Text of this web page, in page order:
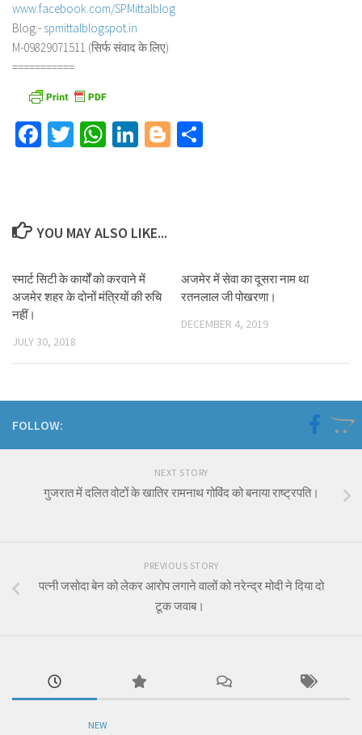
www.facebook.com/SPMittalblog
Blog:- spmittalblogspot.in
M-09829071511 (सिर्फ संवाद के लिए)
===========
Facebook
TwitterWhatsApp
LinkedIn
Blogger
YOU MAY ALSO LIKE...
स्मार्ट सिटी के कार्यों को करवाने में
अजमेर शहर के दोनों मंत्रियों की रुचि
नहीं।
JULY 30, 2018
अजमेर में सेवा का दूसरा नाम था
रतनलाल जी पोखरणा।
DECEMBER 4, 2019
FOLLOW:
NEXT STORY
गुजरात में दलित वोटों के खातिर रामनाथ गोविंद को बनाया राष्ट्रपति।
PREVIOUS STORY
पत्नी जसोदा बेन को लेकर आरोप लगाने वालों को नरेन्द्र मोदी ने दिया दो
टूक जवाब।
NEW